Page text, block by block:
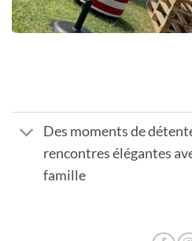
Des moments de
rencontres élégantes
famille